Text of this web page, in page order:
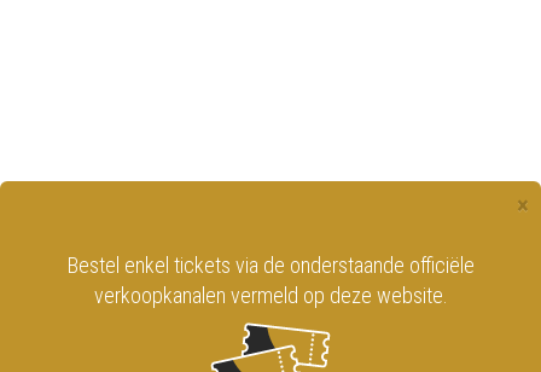
×
Bestel enkel tickets via de onderstaande officiële
verkoopkanalen vermeld op deze website.